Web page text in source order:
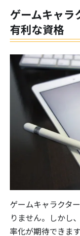
ゲームキャラ
有利な資格
ゲームキャラクタ
りません。しかし
率化が期待できます